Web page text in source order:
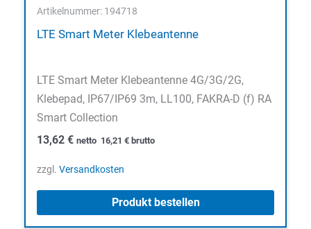
Artikelnummer: 194718
LTE Smart Meter Klebeantenne
LTE Smart Meter Klebeantenne 4G/3G/2G,
Klebepad, IP67/IP69 3m, LL100, FAKRA-D (f) RA
Smart Collection
13,62 € netto 16,21 € brutto
zzgl. Versandkosten
Produkt bestellen